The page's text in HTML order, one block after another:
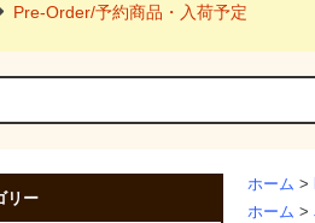
Pre-Order/予約商品・入荷予定
ホーム >
ホーム >
リー